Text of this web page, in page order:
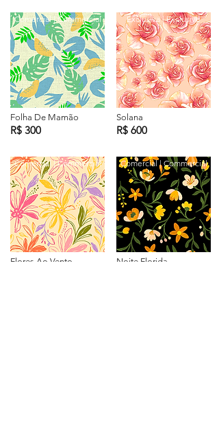
Comercial | Commercial
Folha De Mamão
R$ 300
Comercial | Commercial
Flores Ao Vento
Exclusiva | Exclusive
Solana
R$ 600
Comercial | Commercial
Noite Florida